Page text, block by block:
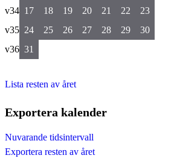
v34 17 18 19 20 21 22
23
v35 24 25 26 27 28 29
30
v36 31
Lista resten av året
Exportera kalender
Nuvarande tidsintervall
Exportera resten av året